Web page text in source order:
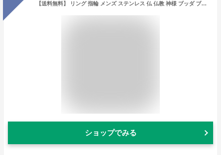
【送料無料】 リング 指輪 メンズ ステンレス 仏 仏教 神様 ブッダ ブッタ サージカルステンレス 仏様 シルバー ユニーク 個性的 シルバー ゴールド プレゼント ギフト
ショップでみる